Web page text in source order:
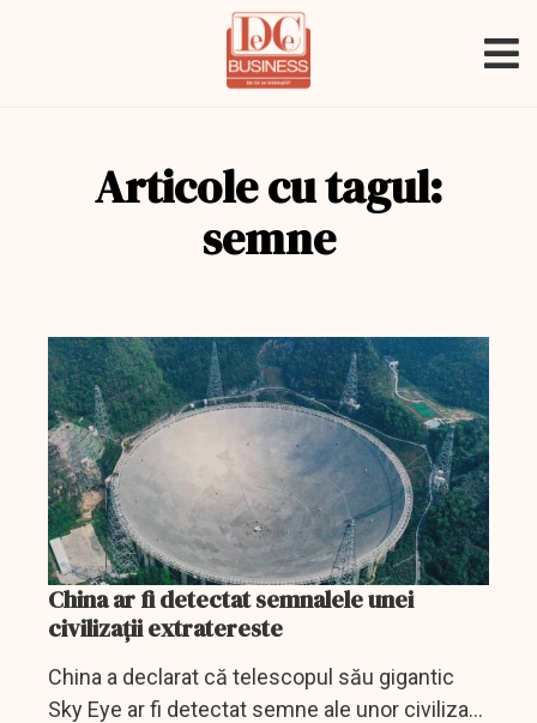
Articole cu tagul:
semne
China ar fi detectat semnalele unei
civilizații extratereste
China a declarat că telescopul său gigantic
Sky Eye ar fi detectat semne ale unor civilizații